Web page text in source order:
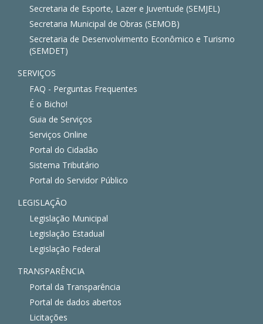
Secretaria de Esporte, Lazer e Juventude (SEMJEL)
Secretaria Municipal de Obras (SEMOB)
Secretaria de Desenvolvimento Econômico e Turismo
(SEMDET)
SERVIÇOS
FAQ - Perguntas Frequentes
É o Bicho!
Guia de Serviços
Serviços Online
Portal do Cidadão
Sistema Tributário
Portal do Servidor Público
LEGISLAÇÃO
Legislação Municipal
Legislação Estadual
Legislação Federal
TRANSPARÊNCIA
Portal da Transparência
Portal de dados abertos
Licitações